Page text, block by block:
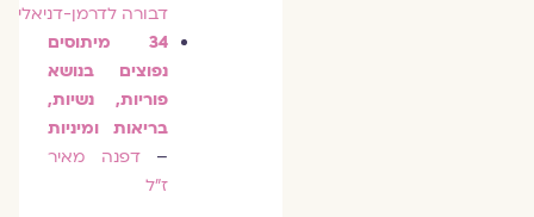
דבורהלדרמן-דניאלי
34 מיתוסים
נפוצים בנושא
פוריות, נשיות,
בריאות ומיניות
–
דפנה מאיר
ז"ל